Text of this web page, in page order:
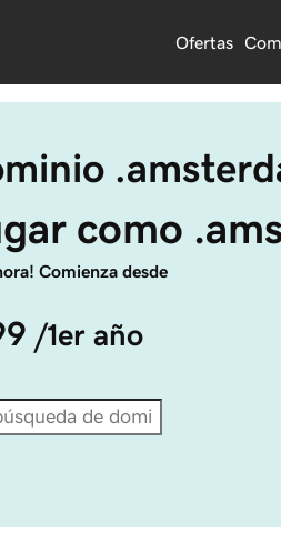
Ofertas
como
Comienza desde
/1er año